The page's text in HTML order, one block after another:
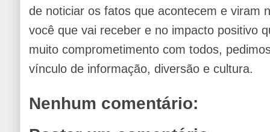
de noticiar os fatos que acontecem e viram
você que vai receber e no impacto positivo
muito comprometimento com todos,
vínculo de informação, diversão e cultura.
Nenhum comentário: